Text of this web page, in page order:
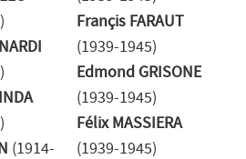
(1914-
Françis FARAUT
(1939-1945)
Edmond GRISONE
(1939-1945)
Félix MASSIERA
(1939-1945)